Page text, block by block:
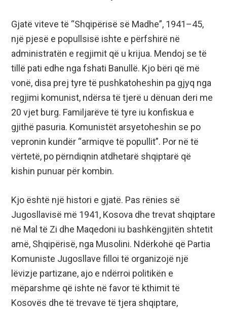
Gjatë viteve të “Shqipërisë së Madhe”, 1941–45,
një pjesë e popullsisë ishte e përfshirë në
administratën e regjimit që u krijua. Mendoj se të
tillë pati edhe nga fshati Banullë. Kjo bëri që më
vonë, disa prej tyre të pushkatoheshin pa gjyq nga
regjimi komunist, ndërsa të tjerë u dënuan deri me
20 vjet burg. Familjarëve të tyre iu konfiskua e
gjithë pasuria. Komunistët arsyetoheshin se po
vepronin kundër “armiqve të popullit”. Por në të
vërtetë, po përndiqnin atdhetarë shqiptarë që
kishin punuar për kombin.
Kjo është një histori e gjatë. Pas rënies së
Jugosllavisë më 1941, Kosova dhe trevat shqiptare
në Mal të Zi dhe Maqedoni iu bashkëngjitën shtetit
amë, Shqipërisë, nga Musolini. Ndërkohë që Partia
Komuniste Jugosllave filloi të organizojë një
lëvizje partizane, ajo e ndërroi politikën e
mëparshme që ishte në favor të kthimit të
Kosovës dhe të trevave të tjera shqiptare,